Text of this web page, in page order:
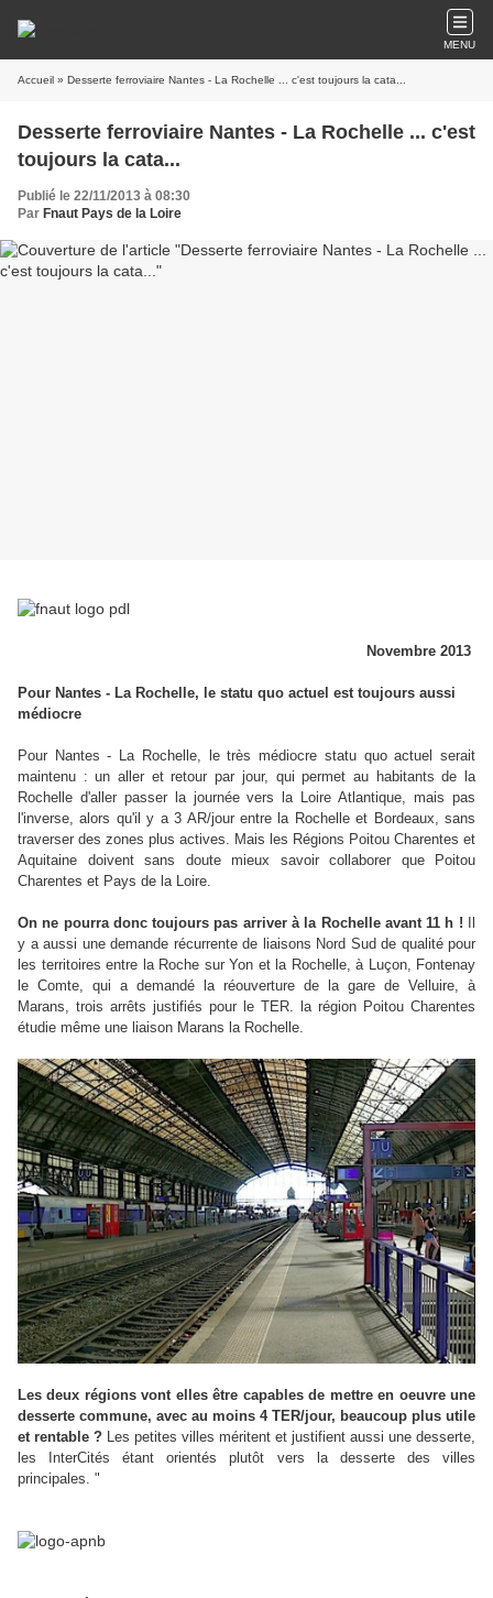
MENU
Accueil » Desserte ferroviaire Nantes - La Rochelle ... c'est toujours la cata...
Desserte ferroviaire Nantes - La Rochelle ... c'est
toujours la cata...
Publié le 22/11/2013 à 08:30
Par Fnaut Pays de la Loire
Novembre 2013
Pour Nantes - La Rochelle, le statu quo actuel est toujours aussi
médiocre
Pour Nantes - La Rochelle, le très médiocre statu quo actuel serait
maintenu : un aller et retour par jour, qui permet au habitants de la
Rochelle d'aller passer la journée vers la Loire Atlantique, mais pas
l'inverse, alors qu'il y a 3 AR/jour entre la Rochelle et Bordeaux, sans
traverser des zones plus actives. Mais les Régions Poitou Charentes et
Aquitaine doivent sans doute mieux savoir collaborer que Poitou
Charentes et Pays de la Loire.
On ne pourra donc toujours pas arriver à la Rochelle avant 11 h !
y a aussi une demande récurrente de liaisons Nord Sud de qualité pour
les territoires entre la Roche sur Yon et la Rochelle, à Luçon, Fontenay
le Comte, qui a demandé la réouverture de la gare de Velluire, à
Marans, trois arrêts justifiés pour le TER. la région Poitou Charentes
étudie même une liaison Marans la Rochelle.
Les deux régions vont elles être capables de mettre en oeuvre une
desserte commune, avec au moins 4 TER/jour, beaucoup plus utile
et rentable ? Les petites villes méritent et justifient aussi une desserte,
les InterCités étant orientés plutôt vers la desserte des villes
principales. "